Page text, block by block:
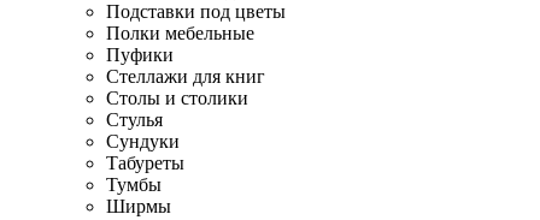
Подставки под цветы
Полки мебельные
Пуфики
Стеллажи для книг
Столы и столики
Стулья
Сундуки
Табуреты
Тумбы
Ширмы